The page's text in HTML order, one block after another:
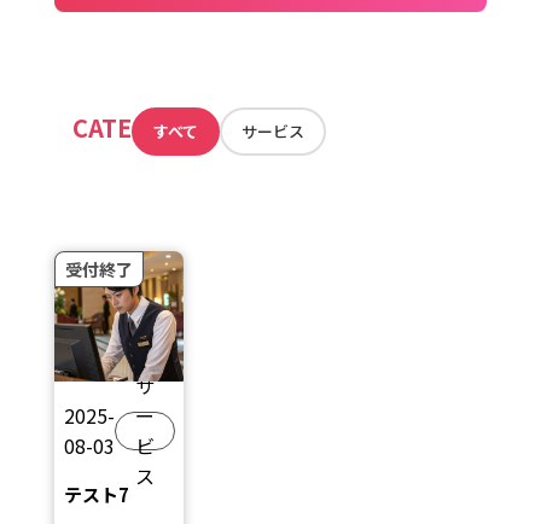
CATEGORY
すべて サービス
受付終了
2025-
08-03
サ
ー
ビ
ス
テスト7